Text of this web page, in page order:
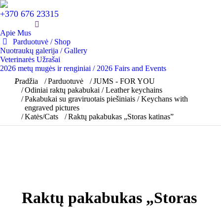
+370 676 23315
Apie Mus
Parduotuvė / Shop
Nuotraukų galerija / Gallery
Veterinarės Užrašai
2026 metų mugės ir renginiai / 2026 Fairs and Events
You are here:
Pradžia Parduotuvė
JUMS - FOR YOU
Odiniai raktų pakabukai / Leather keychains
Pakabukai su graviruotais piešiniais / Keychans with
engraved pictures
Katės/Cats
Raktų pakabukas „Storas katinas”
Raktų pakabukas „Storas